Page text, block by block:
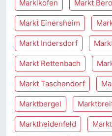
Marklkofen Markt
Markt Einersheim
Markt Indersdorf
Markt Rettenbach
Markt Taschendorf
Marktbergel
Marktheidenfeld